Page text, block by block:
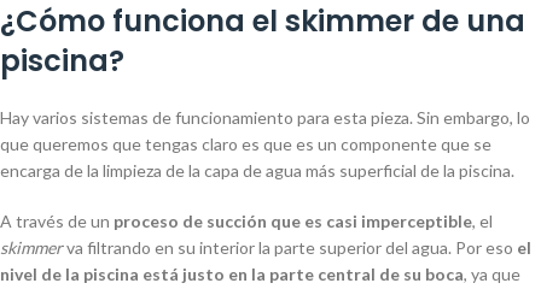
¿Cómo funciona el skimmer de una
piscina?
Hay varios sistemas de funcionamiento para esta pieza. Sin embargo, lo
que queremos que tengas claro es que es un componente que se
encarga de la limpieza de la capa de agua más superficial de la piscina.
A través de un proceso de succión que es casi imperceptible, el
skimmerva filtrando en su interior la parte superior del agua. Por eso el
nivel de la piscina está justo en la parte central de su boca, ya que